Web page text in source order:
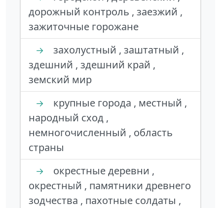
дорожный контроль , заезжий ,
зажиточные горожане
→
захолустный , заштатный ,
здешний , здешний край ,
земский мир
→
крупные города , местный ,
народный сход ,
немногочисленный , область
страны
→
окрестные деревни ,
окрестный , памятники древнего
зодчества , пахотные солдаты ,